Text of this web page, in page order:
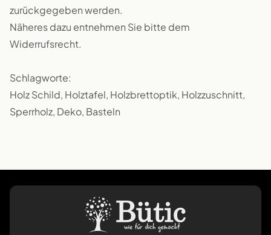
zurückgegeben werden.
Näheres dazu entnehmen Sie bitte dem
Widerrufsrecht.
Schlagworte:
Holz Schild, Holztafel, Holzbrettoptik, Holzzuschnitt,
Sperrholz, Deko, Basteln